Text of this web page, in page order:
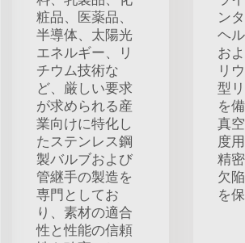
粧品、医薬品、
半導体、太陽光
エネルギー、リ
チウム技術な
ど、厳しい要求
が求められる産
業向けに特化し
たステンレス鋼
製バルブおよび
管継手の製造を
専門としてお
り、素材の適合
性と性能の信頼
ン
ヘ
お
リ
型
を
真
度
精
欠
を